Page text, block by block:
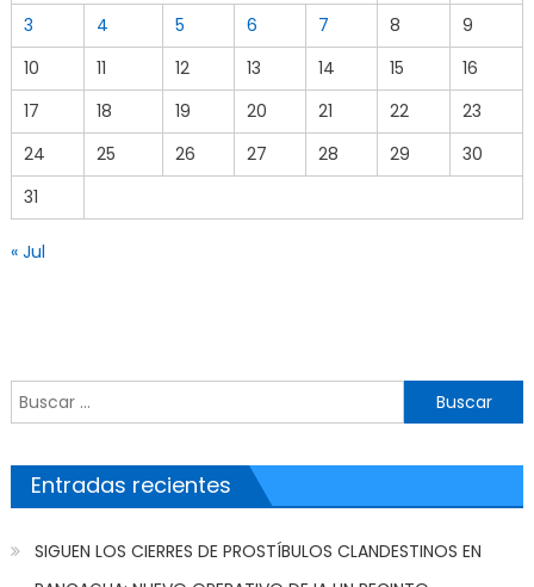
3
4 5 6 7 8
9
10
11 12 13 14 15
16
17
18 19 20 21 22
23
24
25 26 27 28 29
30
31
« Jul
Buscar por:
Entradas recientes
SIGUEN LOS CIERRES DE PROSTÍBULOS CLANDESTINOS EN